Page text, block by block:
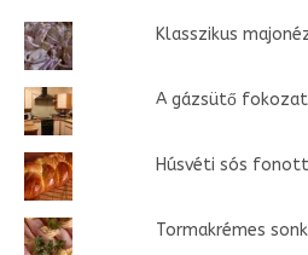
Klasszikus
A gázsütő
Húsvéti sós
Tormakrémes